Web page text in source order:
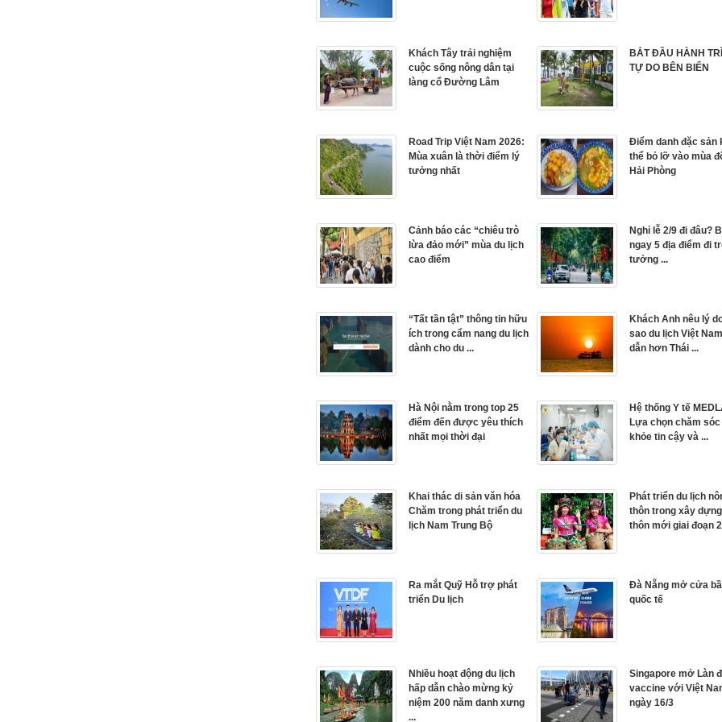
Khách Tây trải nghiệm
cuộc sống nông dân tại
làng cổ Đường Lâm
BẮT ĐẦU HÀNH
TỰ DO BÊN BIỂN
Road Trip Việt Nam 2026:
Mùa xuân là thời điểm lý
tưởng nhất
Điểm danh đặc sản
thể bỏ lỡ vào mùa
Hải Phòng
Cảnh báo các “chiêu trò
lừa đảo mới” mùa du lịch
cao điểm
Nghỉ lễ 2/9 đi đâu?
ngay 5 địa điểm đi
tưởng ...
“Tất tần tật” thông tin hữu
ích trong cẩm nang du lịch
dành cho du ...
Khách Anh nêu lý
sao du lịch Việt
dẫn hơn Thái ...
Hà Nội nằm trong top 25
điểm đến được yêu thích
nhất mọi thời đại
Hệ thống Y tế
Lựa chọn chăm
khỏe tin cậy và ...
Khai thác di sản văn hóa
Chăm trong phát triển du
lịch Nam Trung Bộ
Phát triển du lịch
thôn trong xây
thôn mới giai đoạn
Ra mắt Quỹ Hỗ trợ phát
triển Du lịch
Đà Nẵng mở cửa
quốc tế
Nhiều hoạt động du lịch
hấp dẫn chào mừng kỷ
niệm 200 năm danh xưng
...
Singapore mở Làn
vaccine với Việt
ngày 16/3